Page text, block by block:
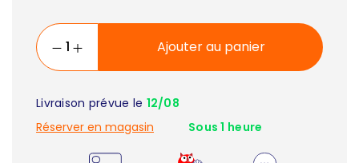
Ajouter au panier
Livraison prévue le 12/08
Réserver en magasin
Sous 1 heure